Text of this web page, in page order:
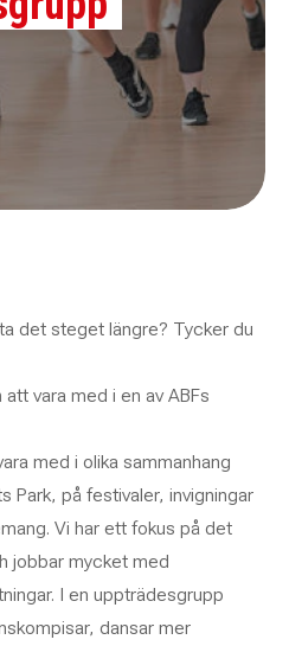
det steget längre? Tycker du
vara med i en av ABFs
med i olika sammanhang
Park, på festivaler, invigningar
Vi har ett fokus på det
jobbar mycket med
I en uppträdesgrupp
dansar mer